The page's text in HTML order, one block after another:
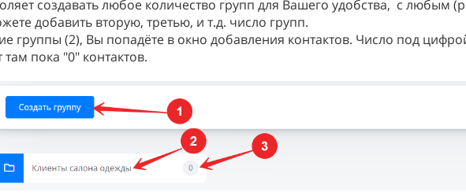
создавать любое количество групп для Вашего удобства, с любым
добавить вторую, третью, и т.д. число групп.
группы (2), Вы попадёте в окно добавления контактов. Число под
пока "0" контактов.